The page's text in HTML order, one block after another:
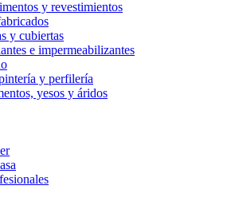
y revestimientos
y cubiertas
e impermeabilizantes
y perfilería
yesos y áridos